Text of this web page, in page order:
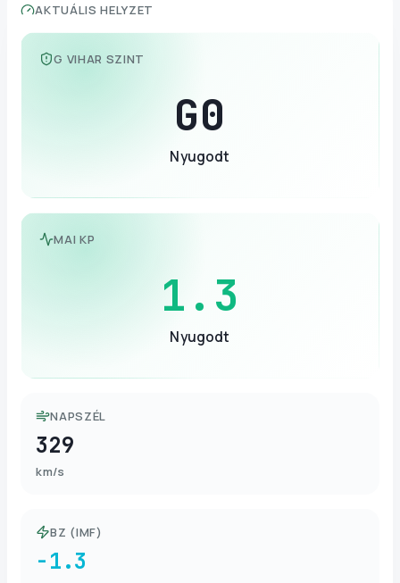
AKTUÁLIS HELYZET
G VIHAR SZINT
G0
Nyugodt
MAI KP
1.3
Nyugodt
NAPSZÉL
329
km/s
BZ (IMF)
-1.3